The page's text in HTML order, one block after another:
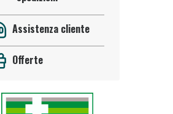
Assistenza cliente
Offerte